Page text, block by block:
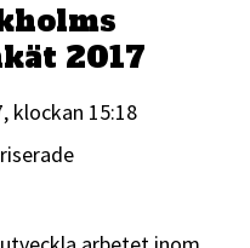
2017
klockan 15:18